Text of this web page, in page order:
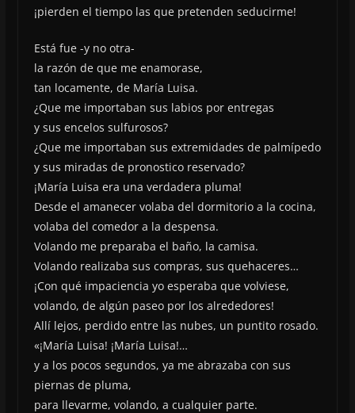
¡pierden el tiempo las que pretenden seducirme!
Está fue -y no otra-
la razón de que me enamorase,
tan locamente, de María Luisa.
¿Que me importaban sus labios por entregas
y sus encelos sulfurosos?
¿Que me importaban sus extremidades de palmípedo
y sus miradas de pronostico reservado?
¡María Luisa era una verdadera pluma!
Desde el amanecer volaba del dormitorio a la cocina,
volaba del comedor a la despensa.
Volando me preparaba el baño, la camisa.
Volando realizaba sus compras, sus quehaceres…
¡Con qué impaciencia yo esperaba que volviese,
volando, de algún paseo por los alrededores!
Allí lejos, perdido entre las nubes, un puntito rosado.
«¡María Luisa! ¡María Luisa!…
y a los pocos segundos, ya me abrazaba con sus
piernas de pluma,
para llevarme, volando, a cualquier parte.